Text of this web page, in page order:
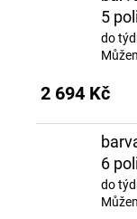
5
do
2 694 Kč
6
do